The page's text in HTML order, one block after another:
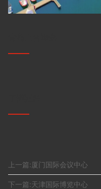
上一篇:厦门国际会议中心
下一篇:天津国际博览中心